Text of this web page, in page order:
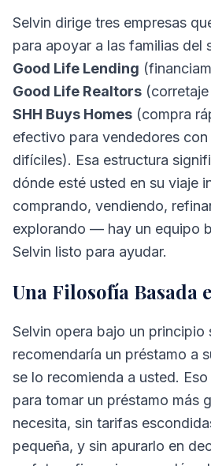
Selvin dirige tres empresas
para apoyar a las familias del
Good Life Lending
Good Life Realtors
SHH Buys Homes (compra
efectivo para vendedores
difíciles). Esa estructura
dónde esté usted en su viaje
comprando, vendiendo,
explorando — hay un equipo
Selvin listo para ayudar.
Una Filosofía Basada
Selvin opera bajo un principio
recomendaría un préstamo a
se lo recomienda a usted.
para tomar un préstamo más
necesita, sin tarifas
pequeña, y sin apurarlo en